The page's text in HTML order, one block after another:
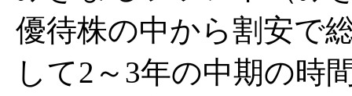
優待株の中から割安で
して2～3年の中期の時